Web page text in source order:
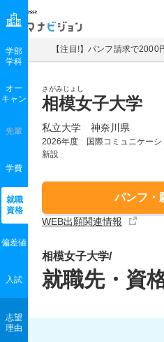
マナビジョン
【注目!】パンフ請求で2000
さがみじょし
相模女子大学
私立大学 神奈川県
2026年度 国際コミュニケーシ
新設
パンフ・
WEB出願関連情報
学部
学科
オー
キャン
先輩
学費
就職
資格
偏差値
入試
志望
理由
相模女子大学/
就職先・資